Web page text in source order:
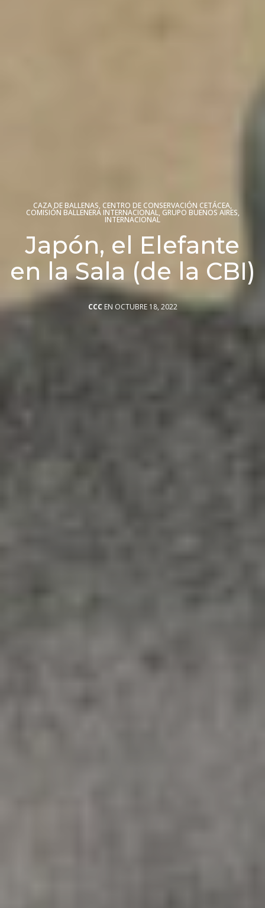
CAZA DE BALLENAS, CENTRO DE CONSERVACIÓN CETÁCEA,
COMISIÓN BALLENERA INTERNACIONAL, GRUPO BUENOS AIRES,
INTERNACIONAL
Japón, el Elefante
en la Sala (de la CBI)
CCC EN OCTUBRE 18, 2022